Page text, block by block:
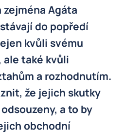
zejména Agáta
do popředí
kvůli svému
také kvůli
a rozhodnutím.
že jejich skutky
a to by
obchodní